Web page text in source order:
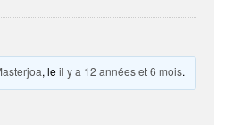
, leil y a 12 années et 6 mois.